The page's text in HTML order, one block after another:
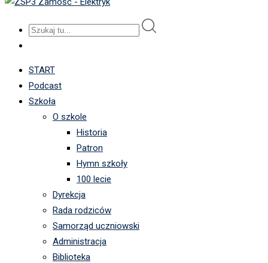
START
Podcast
Szkoła
O szkole
Historia
Patron
Hymn szkoły
100 lecie
Dyrekcja
Rada rodziców
Samorząd uczniowski
Administracja
Biblioteka